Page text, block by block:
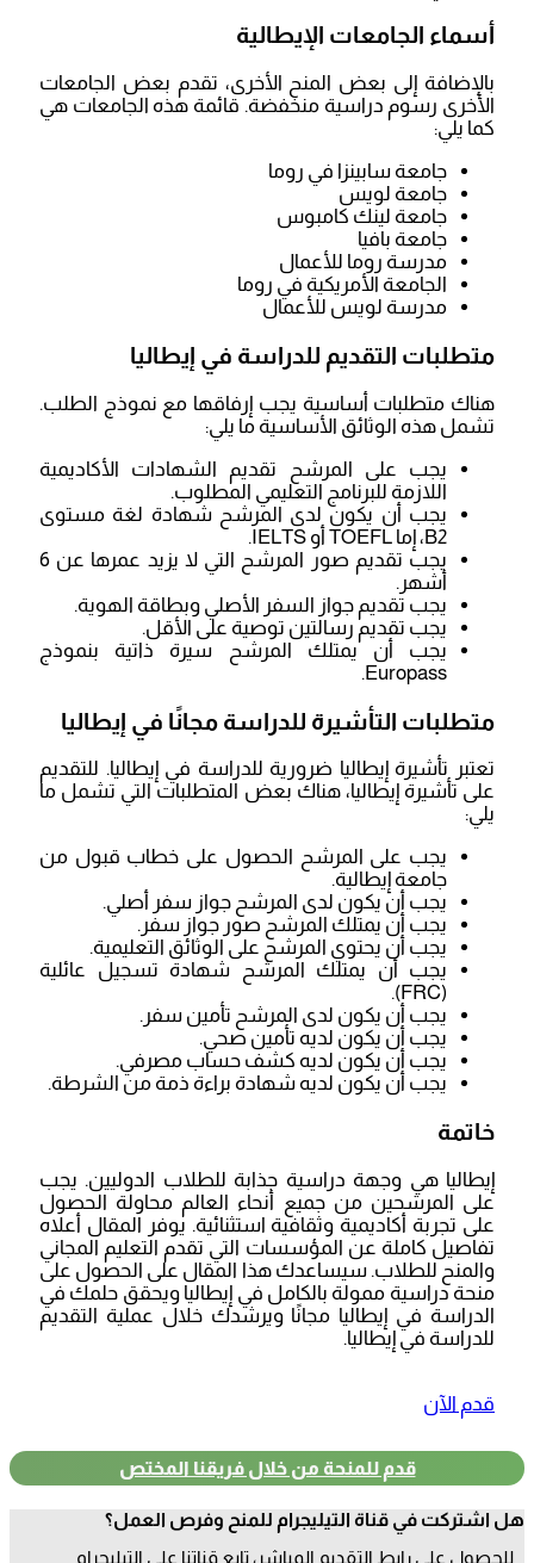
أسماء الجامعات الإيطالية
بالإضافة إلى بعض المنح الأخرى، تقدم بعض الجامعات
الأخرى رسوم دراسية منخفضة. قائمة هذه الجامعات هي
كما يلي:
جامعة سابينزا في روما
جامعة لويس
جامعة لينك كامبوس
جامعة بافيا
مدرسة روما للأعمال
الجامعة الأمريكية في روما
مدرسة لويس للأعمال
متطلبات التقديم للدراسة في إيطاليا
هناك متطلبات أساسية يجب إرفاقها مع نموذج الطلب.
تشمل هذه الوثائق الأساسية ما يلي:
يجب على المرشح تقديم الشهادات الأكاديمية
اللازمة للبرنامج التعليمي المطلوب.
يجب أن يكون لدى المرشح شهادة لغة مستوى
B2، إما TOEFL أو IELTS.
يجب تقديم صور المرشح التي لا يزيد عمرها عن 6
أشهر.
يجب تقديم جواز السفر الأصلي وبطاقة الهوية.
يجب تقديم رسالتين توصية على الأقل.
يجب أن يمتلك المرشح سيرة ذاتية بنموذج
Europass.
متطلبات التأشيرة للدراسة مجانًا في إيطاليا
تعتبر تأشيرة إيطاليا ضرورية للدراسة في إيطاليا. للتقديم
على تأشيرة إيطاليا، هناك بعض المتطلبات التي تشمل ما
يلي:
يجب على المرشح الحصول على خطاب قبول من
جامعة إيطالية.
يجب أن يكون لدى المرشح جواز سفر أصلي.
يجب أن يمتلك المرشح صور جواز سفر.
يجب أن يحتوي المرشح على الوثائق التعليمية.
يجب أن يمتلك المرشح شهادة تسجيل عائلية
(FRC).
يجب أن يكون لدى المرشح تأمين سفر.
يجب أن يكون لديه تأمين صحي.
يجب أن يكون لديه كشف حساب مصرفي.
يجب أن يكون لديه شهادة براءة ذمة من الشرطة.
خاتمة
إيطاليا هي وجهة دراسية جذابة للطلاب الدوليين. يجب
على المرشحين من جميع أنحاء العالم محاولة الحصول
على تجربة أكاديمية وثقافية استثنائية. يوفر المقال أعلاه
تفاصيل كاملة عن المؤسسات التي تقدم التعليم المجاني
والمنح للطلاب. سيساعدك هذا المقال على الحصول على
منحة دراسية ممولة بالكامل في إيطاليا ويحقق حلمك في
الدراسة في إيطاليا مجانًا ويرشدك خلال عملية التقديم
للدراسة في إيطاليا.
قدم الآن
قدم للمنحة من خلال فريقنا المختص
هل اشتركت في قناة التيليجرام للمنح وفرص العمل؟
للحصول علي رابط التقديم المباشر، تابع قناتنا علي التيليجرام